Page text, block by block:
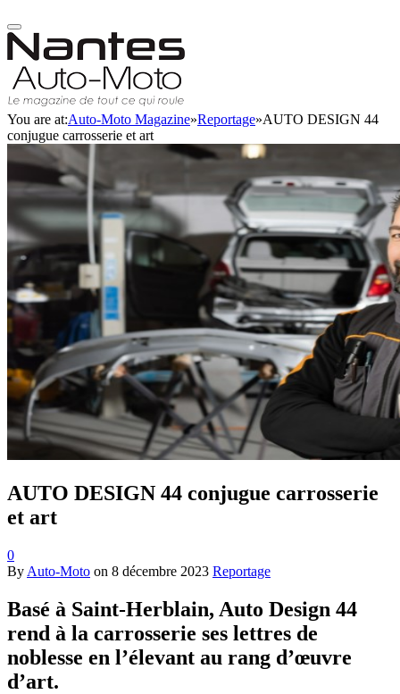
You are at:Auto-Moto Magazine»Reportage»AUTO DESIGN 44
conjugue carrosserie et art
AUTO DESIGN 44 conjugue carrosserie
et art
0
By Auto-Moto on 8 décembre 2023 Reportage
Basé à Saint-Herblain, Auto Design 44
rend à la carrosserie ses lettres de
noblesse en l’élevant au rang d’œuvre
d’art.